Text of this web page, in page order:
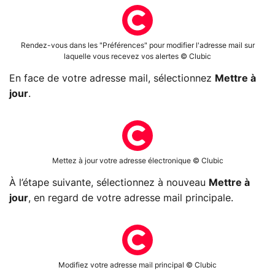
Rendez-vous dans les "Préférences" pour modifier l'adresse mail sur
laquelle vous recevez vos alertes © Clubic
En face de votre adresse mail, sélectionnez Mettre à
jour.
Mettez à jour votre adresse électronique © Clubic
À l’étape suivante, sélectionnez à nouveau Mettre à
jour, en regard de votre adresse mail principale.
Modifiez votre adresse mail principal © Clubic